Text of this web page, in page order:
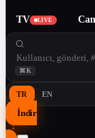
TV LIVE
⌘K
TR EN
İndir
↓